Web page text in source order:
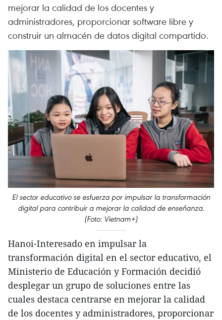
mejorar la calidad de los docentes y
administradores, proporcionar software libre y
construir un almacén de datos digital compartido.
El sector educativo se esfuerza por impulsar la transformación
digital para contribuir a mejorar la calidad de enseñanza.
(Foto: Vietnam+)
Hanoi-Interesado en impulsar la
transformación digital en el sector educativo, el
Ministerio de Educación y Formación decidió
desplegar un grupo de soluciones entre las
cuales destaca centrarse en mejorar la calidad
de los docentes y administradores, proporcionar